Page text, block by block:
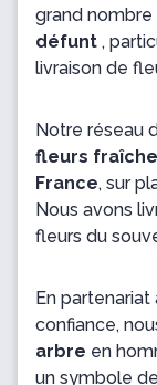
grand nombre
défunt ,
livraison de
Notre réseau
fleurs
France, sur
Nous avons
fleurs du
En
confiance,
arbre en
un symbole